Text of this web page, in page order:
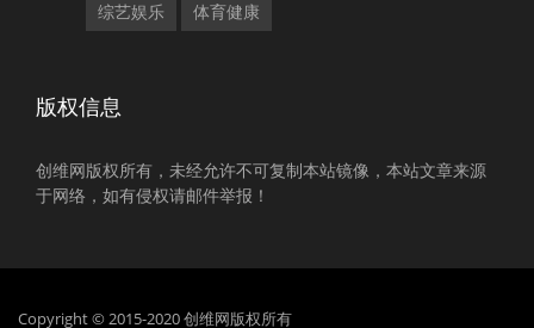
综艺娱乐 体育健康
版权信息
创维网版权所有，未经允许不可复制本站镜像，本站文章来源
于网络，如有侵权请邮件举报！
Copyright © 2015-2020 创维网版权所有